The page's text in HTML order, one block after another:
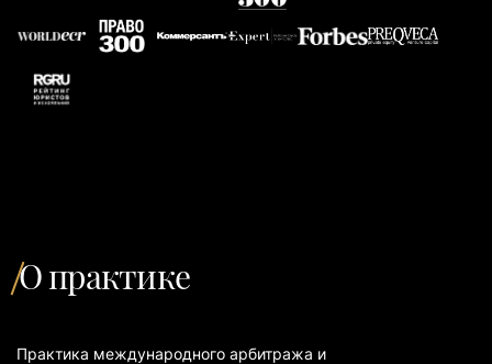
О практике
Практика международного арбитража и